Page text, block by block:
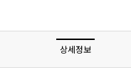
상세정보